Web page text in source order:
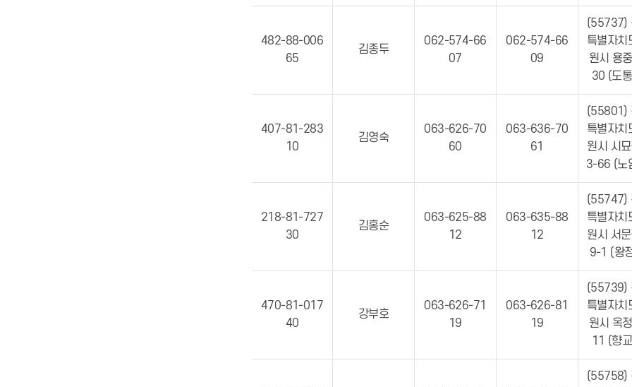
482-88-006
65
김종두
062-574-66
07
062-574-66
09
(55737)
특별자치
원시 용
30 (도
407-81-283
10
김영숙
063-626-70
60
063-636-70
61
(55801)
특별자치
원시 시
3-66 (노
218-81-727
30
김홍순
063-625-88
12
063-635-88
12
(55747)
특별자치
원시 서
9-1 (왕
470-81-017
40
강부호
063-626-71
19
063-626-81
19
(55739)
특별자치
원시 옥
11 (향
(55758)